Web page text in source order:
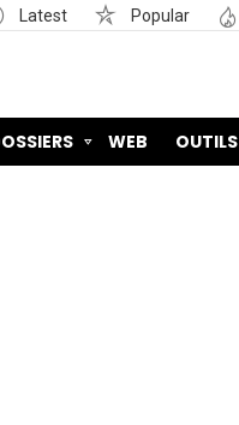
Latest Popular
WEB OUTILS